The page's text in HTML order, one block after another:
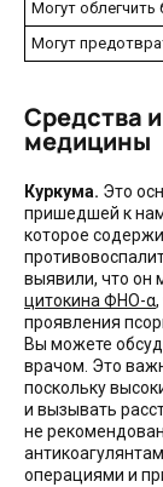
Могут облегчить
Могут
Средства
медицины
Куркума. Это
пришедшей к
которое
выявили, что он
цитокина ФНО-α
проявления
Вы можете
врачом. Это
поскольку
и вызывать
не
операциями и